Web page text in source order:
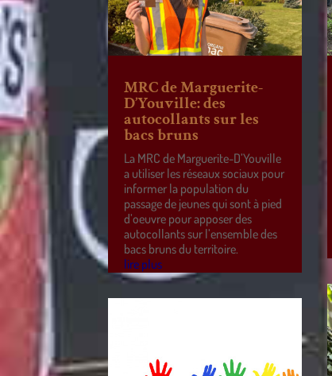
MRC de Marguerite-
D’Youville: des
autocollants sur les
bacs bruns
La MRC de Marguerite-D’Youville
a utiliser les réseaux sociaux pour
informer la population du
passage de jeunes qui sont à pied
d’oeuvre pour apposer des
autocollants sur l’ensemble des
bacs bruns du territoire.
lire plus